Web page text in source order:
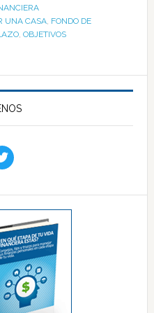
UNA CASA, FONDO DE
, OBJETIVOS